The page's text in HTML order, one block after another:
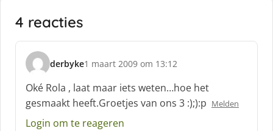
4 reacties
derbyke
s
c
h
r
e
1 maart 2009 om 13:12
Oké Rola , laat maar iets weten…hoe het
gesmaakt heeft.Groetjes van ons 3 :);):p Melden
Login om te reageren